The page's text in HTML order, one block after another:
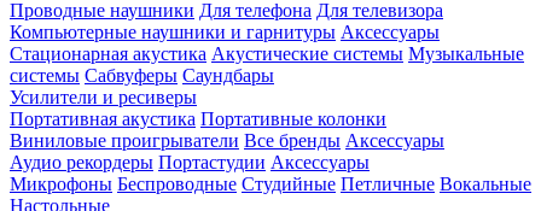
Проводные наушники Для телефона Для телевизора
Компьютерные наушники и гарнитуры Аксессуары
Стационарная акустика Акустические системы Музыкальные
системы Сабвуферы Саундбары
Усилители и ресиверы
Портативная акустика Портативные колонки
Виниловые проигрыватели Все бренды Аксессуары
Аудио рекордеры Портастудии Аксессуары
Микрофоны Беспроводные Студийные Петличные Вокальные
Настольные